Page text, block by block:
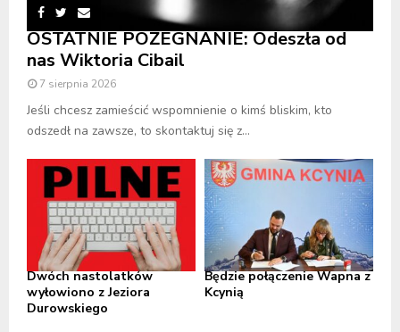
OSTATNIE POŻEGNANIE: Odeszła od
nas Wiktoria Cibail
7 sierpnia 2026
Jeśli chcesz zamieścić wspomnienie o kimś bliskim, kto
odszedł na zawsze, to skontaktuj się z...
Dwóch nastolatków
wyłowiono z Jeziora
Durowskiego
Będzie połączenie Wapna z
Kcynią